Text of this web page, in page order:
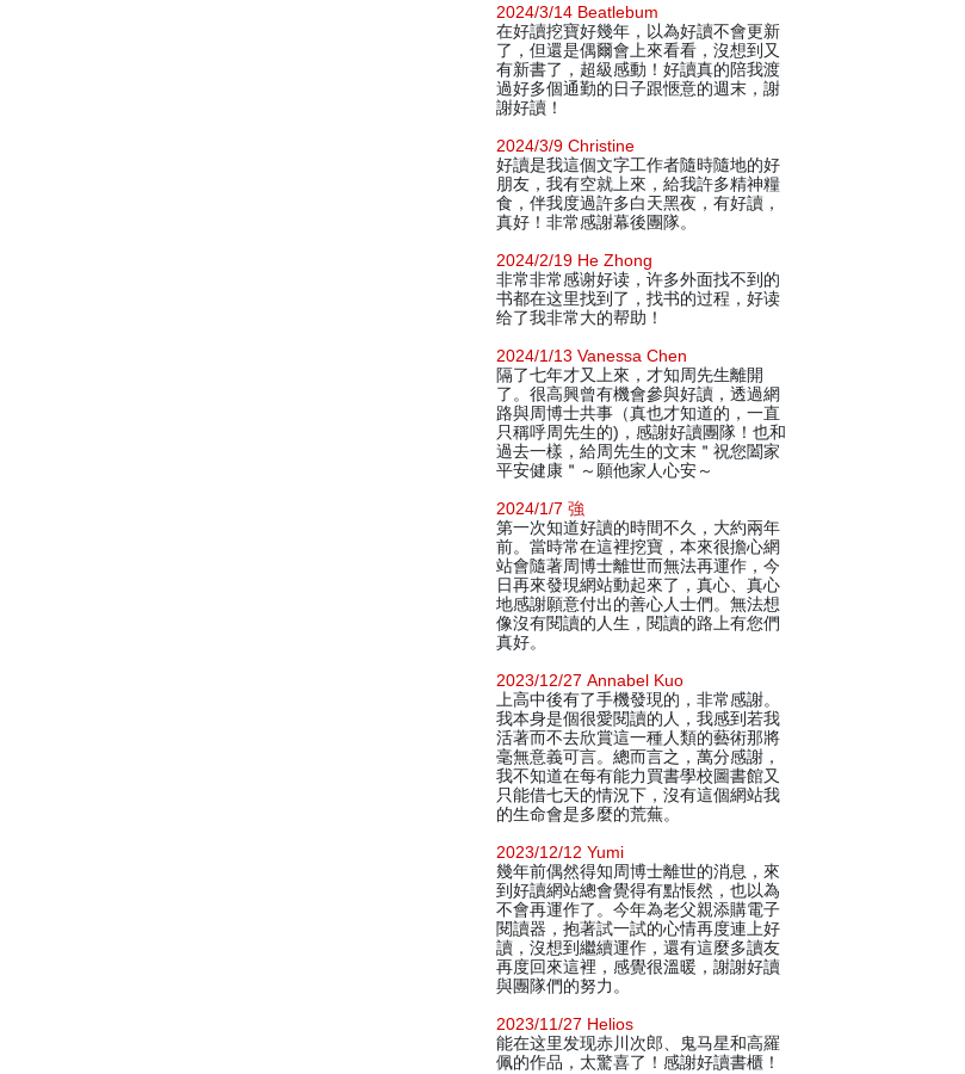
2024/3/14 Beatlebum
在好讀挖寶好幾年，以為好讀不會更新
了，但還是偶爾會上來看看，沒想到又
有新書了，超級感動！好讀真的陪我渡
過好多個通勤的日子跟愜意的週末，謝
謝好讀！
2024/3/9 Christine
好讀是我這個文字工作者隨時隨地的好
朋友，我有空就上來，給我許多精神糧
食，伴我度過許多白天黑夜，有好讀，
真好！非常感謝幕後團隊。
2024/2/19 He Zhong
非常非常感谢好读，许多外面找不到的
书都在这里找到了，找书的过程，好读
给了我非常大的帮助！
2024/1/13 Vanessa Chen
隔了七年才又上來，才知周先生離開
了。很高興曾有機會參與好讀，透過網
路與周博士共事（真也才知道的，一直
只稱呼周先生的)，感謝好讀團隊！也和
過去一樣，給周先生的文末＂祝您闔家
平安健康＂～願他家人心安～
2024/1/7 強
第一次知道好讀的時間不久，大約兩年
前。當時常在這裡挖寶，本來很擔心網
站會隨著周博士離世而無法再運作，今
日再來發現網站動起來了，真心、真心
地感謝願意付出的善心人士們。無法想
像沒有閱讀的人生，閱讀的路上有您們
真好。
2023/12/27 Annabel Kuo
上高中後有了手機發現的，非常感謝。
我本身是個很愛閱讀的人，我感到若我
活著而不去欣賞這一種人類的藝術那將
毫無意義可言。總而言之，萬分感謝，
我不知道在每有能力買書學校圖書館又
只能借七天的情況下，沒有這個網站我
的生命會是多麼的荒蕪。
2023/12/12 Yumi
幾年前偶然得知周博士離世的消息，來
到好讀網站總會覺得有點悵然，也以為
不會再運作了。今年為老父親添購電子
閱讀器，抱著試一試的心情再度連上好
讀，沒想到繼續運作，還有這麼多讀友
再度回來這裡，感覺很溫暖，謝謝好讀
與團隊們的努力。
2023/11/27 Helios
能在这里发现赤川次郎、鬼马星和高羅
佩的作品，太驚喜了！感謝好讀書櫃！